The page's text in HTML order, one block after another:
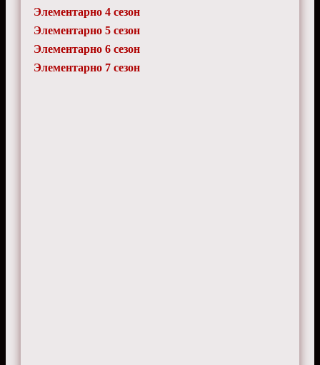
Элементарно 4 сезон
Элементарно 5 сезон
Элементарно 6 сезон
Элементарно 7 сезон